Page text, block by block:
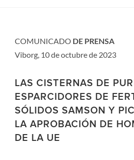
COMUNICADO DE PRENSA
Viborg, 10 de octubre de 2023
LAS CISTERNAS DE
ESPARCIDORES DE
SÓLIDOS SAMSON Y
LA APROBACIÓN DE
DE LA UE